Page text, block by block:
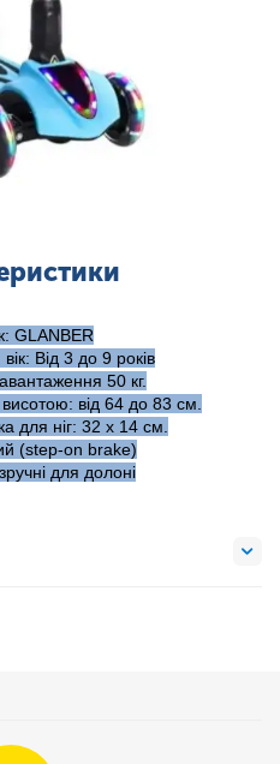
GLANBER
Від 3 до 9 років
50 кг.
від 64 до 83 см.
для ніг: 32 х 14 см.
(step-on brake)
для долоні